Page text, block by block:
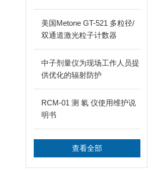
美国Metone GT-521 多粒径/
双通道激光粒子计数器
中子剂量仪为现场工作人员提
供优化的辐射防护
RCM-01 测 氡 仪使用维护说
明书
查看全部